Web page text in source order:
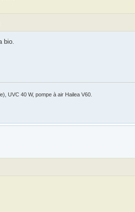
bio.
UVC 40 W, pompe à air Hailea V60.